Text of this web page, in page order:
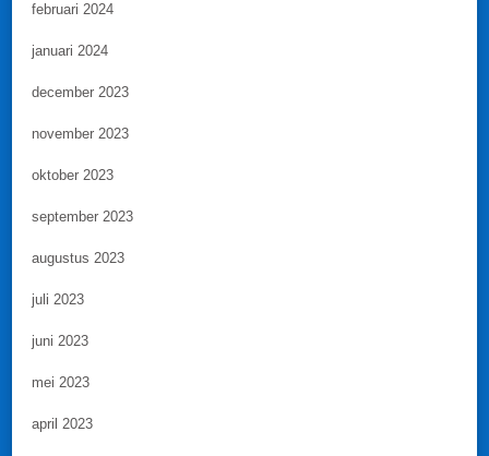
februari 2024
januari 2024
december 2023
november 2023
oktober 2023
september 2023
augustus 2023
juli 2023
juni 2023
mei 2023
april 2023